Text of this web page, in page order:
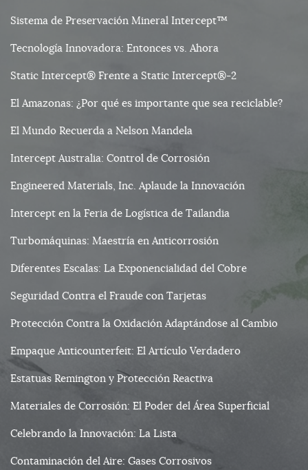
Sistema de Preservación Mineral Intercept™
Tecnología Innovadora: Entonces vs. Ahora
Static Intercept® Frente a Static Intercept®-2
El Amazonas: ¿Por qué es importante que sea reciclable?
El Mundo Recuerda a Nelson Mandela
Intercept Australia: Control de Corrosión
Engineered Materials, Inc. Aplaude la Innovación
Intercept en la Feria de Logística de Tailandia
Turbomáquinas: Maestría en Anticorrosión
Diferentes Escalas: La Exponencialidad del Cobre
Seguridad Contra el Fraude con Tarjetas
Protección Contra la Oxidación Adaptándose al Cambio
Empaque Anticounterfeit: El Artículo Verdadero
Estatuas Remington y Protección Reactiva
Materiales de Corrosión: El Poder del Área Superficial
Celebrando la Innovación: La Lista
Contaminación del Aire: Gases Corrosivos